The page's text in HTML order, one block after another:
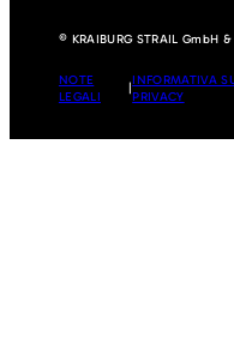
© KRAIBURG STRAIL GmbH
NOTE
LEGALI
|
INFORMATIVA
PRIVACY